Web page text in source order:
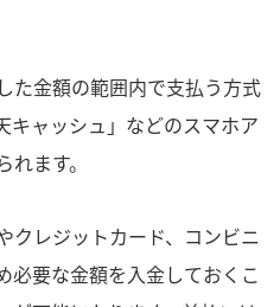
た金額の範囲内で支払う方式
キャッシュ」などのスマホア
ます。
クレジットカード、コンビニ
必要な金額を入金しておくこ